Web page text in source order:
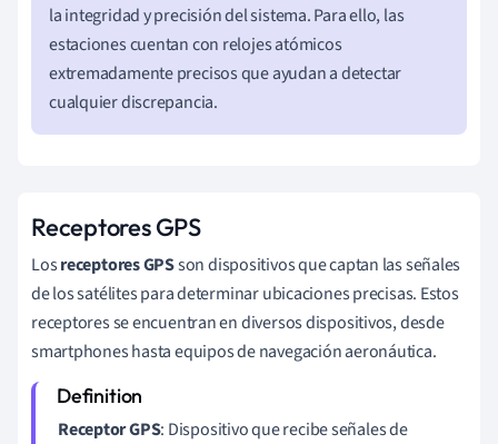
la integridad y precisión del sistema. Para ello, las
estaciones cuentan con relojes atómicos
extremadamente precisos que ayudan a detectar
cualquier discrepancia.
Receptores GPS
Losreceptores GPSson dispositivos que captan las señales
de los satélites para determinar ubicaciones precisas. Estos
receptores se encuentran en diversos dispositivos, desde
smartphones hasta equipos de navegación aeronáutica.
Receptor GPS: Dispositivo que recibe señales de